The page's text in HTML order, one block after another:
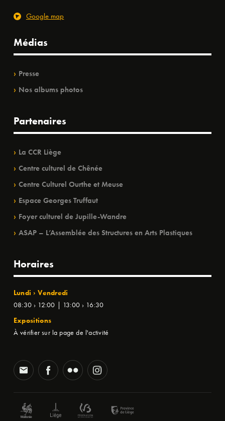
Google map
Médias
Presse
Nos albums photos
Partenaires
La CCR Liège
Centre culturel de Chênée
Centre Culturel Ourthe et Meuse
Espace Georges Truffaut
Foyer culturel de Jupille-Wandre
ASAP – L’Assemblée des Structures en Arts Plastiques
Horaires
Lundi › Vendredi
08:30 › 12:00 | 13:00 › 16:30
Expositions
À vérifier sur la page de l'activité